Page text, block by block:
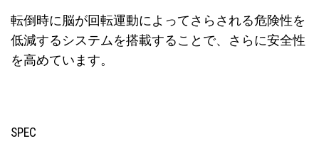
転倒時に脳が回転運動によってさらされる危険性を
低減するシステムを搭載することで、さらに安全性
を高めています。
SPEC